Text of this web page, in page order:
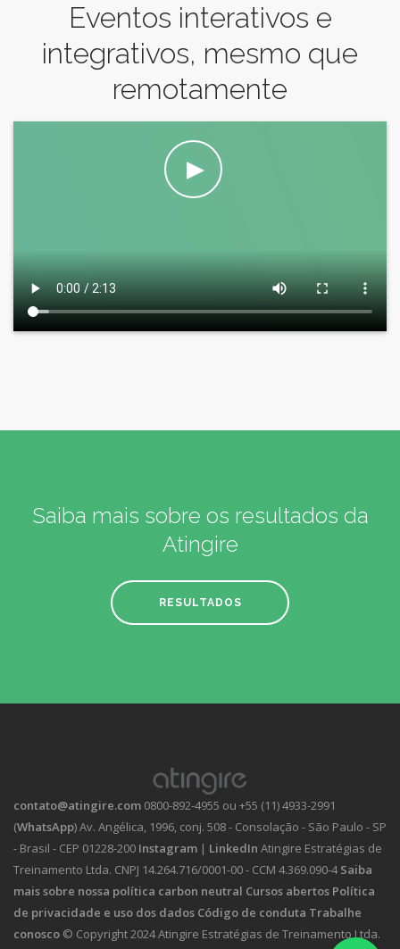
Eventos interativos e
integrativos, mesmo que
remotamente
Saiba mais sobre os resultados da
Atingire
RESULTADOS
contato@atingire.com 0800-892-4955 ou +55 (11) 4933-2991
(WhatsApp)Av. Angélica, 1996, conj. 508 - Consolação - São Paulo - SP
- Brasil - CEP 01228-200 Instagram | LinkedIn Atingire Estratégias de
Treinamento Ltda. CNPJ 14.264.716/0001-00 - CCM 4.369.090-4Saiba
mais sobre nossa política carbon neutral Cursos abertos Política
de privacidade e uso dos dados Código de conduta Trabalhe
conosco © Copyright 2024 Atingire Estratégias de Treinamento Ltda.